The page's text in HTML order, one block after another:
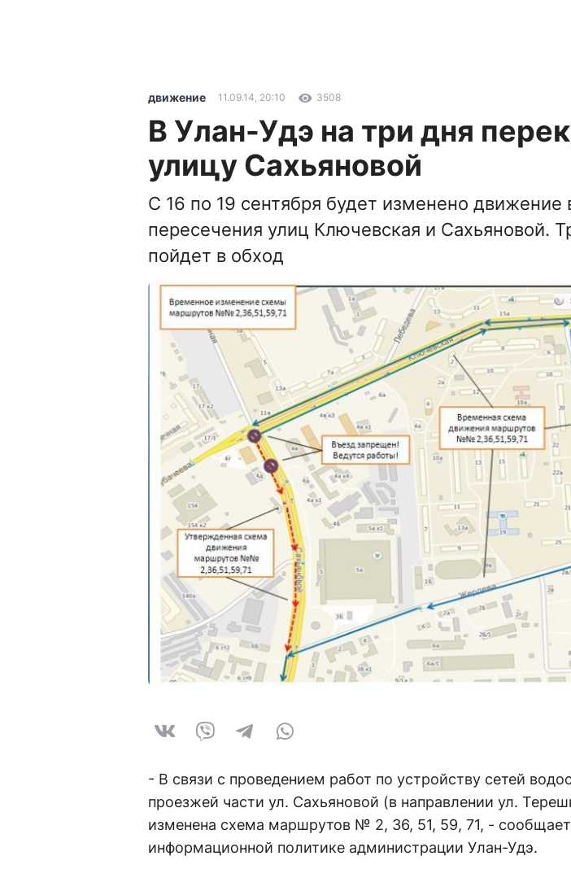
движение 11.09.14, 20:10 3508
В Улан-Удэ на три дня
улицу Сахьяновой
С 16 по 19 сентября будет изменено движение
пересечения улиц Ключевская и Сахьяновой.
пойдет в обход
- В связи с проведением работ по устройству сетей
проезжей части ул. Сахьяновой (в направлении ул.
изменена схема маршрутов № 2, 36, 51, 59, 71, -
информационной политике администрации Улан-Удэ.